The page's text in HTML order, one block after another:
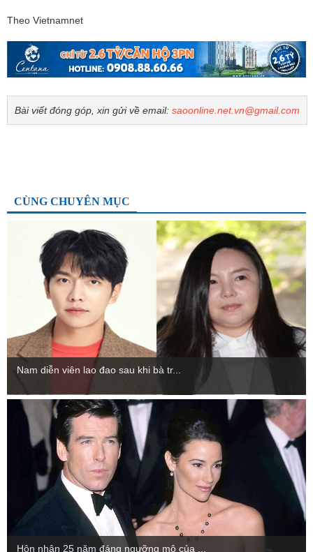
Theo Vietnamnet
Bài viết đóng góp, xin gửi về email: saoonline.net.vn@gmail.com
CÙNG CHUYÊN MỤC
Nam diễn viên lao đao sau khi bà tr...
Hôn nhân 25 năm đáng ngưỡng mộ của ...